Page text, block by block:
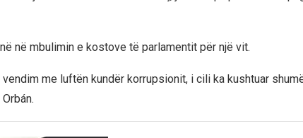
në mbulimin e kostove të parlamentit për një vit.
me luftën kundër korrupsionit, i cili ka kushtuar